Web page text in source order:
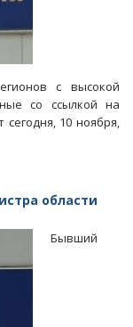
с высокой
со ссылкой на
10 ноября,
области
Бывший